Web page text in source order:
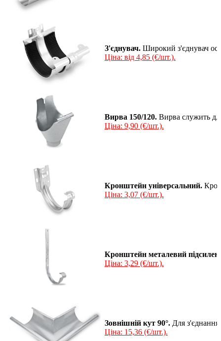
З'єднувач. Широкий з'єднувач
Ціна: від 4,85 (€/шт.).
Вирва 150/120. Вирва служить
Ціна: 9,90 (€/шт.).
Кронштейн універсальний.
Ціна: 3,07 (€/шт.).
Кронштейн металевий
Ціна: 3,29 (€/шт.).
Зовнішній кут 90°. Для з'єднання
Ціна: 15,36 (€/шт.).